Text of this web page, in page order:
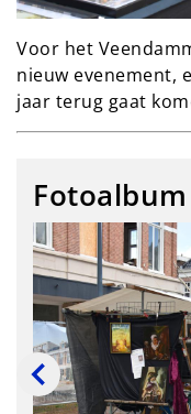
Voor het
nieuw evenement,
jaar terug gaat
Fotoalbum